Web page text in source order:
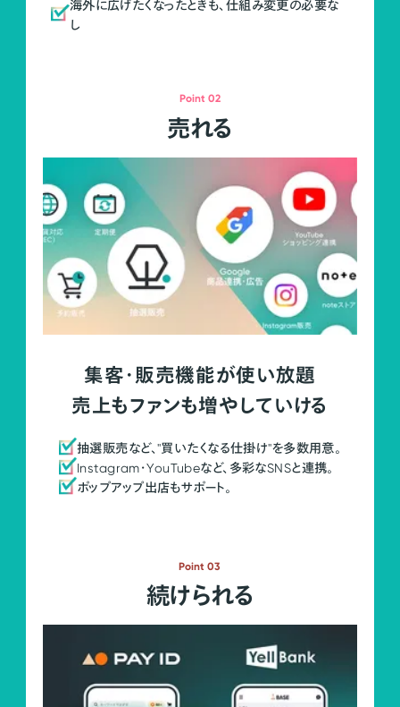
海外に広げたくなったときも、仕組み変更の必要な
し
Point 02
売れる
集客・販売機能が使い放題
売上もファンも増やしていける
抽選販売など、"買いたくなる仕掛け"を多数用意。
Instagram・YouTubeなど、多彩なSNSと連携。
ポップアップ出店もサポート。
Point 03
続けられる